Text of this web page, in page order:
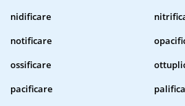
nidificare
notificare
ossificare
pacificare